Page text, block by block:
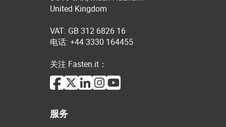
United Kingdom
VAT: GB 312 6826 16
电话: +44 3330 164455
关注 Fasten.it：
服务